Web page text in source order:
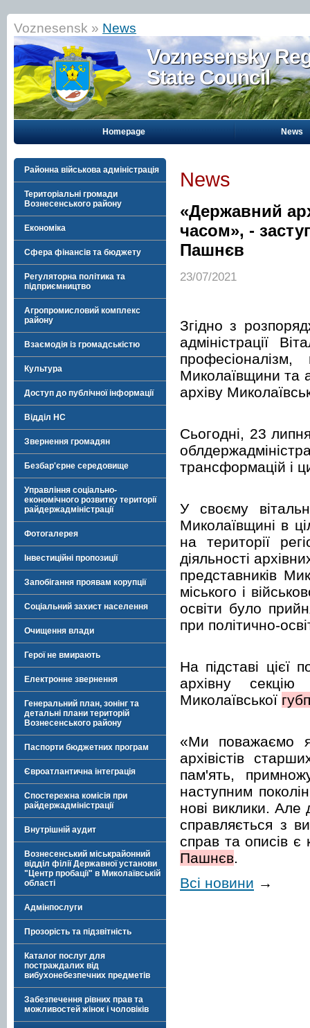
Voznesensk » News
Voznesensky
State Council
Homepage News
Районна військова адміністрація
Територіальні громади
Вознесенського району
Економіка
Сфера фінансів та бюджету
Регуляторна політика та
підприємництво
Агропромисловий комплекс
району
Взаємодія із громадськістю
Культура
Доступ до публічної інформації
Відділ НС
Звернення громадян
Безбар'єрне середовище
Управління соціально-
економічного розвитку території
райдержадміністрації
Фотогалерея
Інвестиційні пропозиції
Запобігання проявам корупції
Соціальний захист населення
Очищення влади
Герої не вмирають
Електронне звернення
Генеральний план, зонінг та
детальні плани територій
Вознесенського району
Паспорти бюджетних програм
Євроатлантична інтеграція
Спостережна комісія при
райдержадміністрації
Внутрішній аудит
Вознесенський міськрайонний
відділ філії Державної установи
"Центр пробації" в Миколаївській
області
Адмінпослуги
Прозорість та підзвітність
Каталог послуг для
постраждалих від
вибухонебезпечних предметів
Забезпечення рівних прав та
можливостей жінок і чоловіків
News
«Державний
часом», -
Пашнєв
23/07/2021
Згідно з
адміністрації
Миколаївщини та
архіву
Сьогодні, 23
трансформацій і
У своєму
Миколаївщині в
на території
діяльності
представників
міського і
освіти було
при політично-
На підставі цієї
архівну секцію
Миколаївської
«Ми поважаємо
архівістів
пам'ять,
наступним
нові виклики. Але
справляється з
справ та описів
Пашнєв.
Всі новини →